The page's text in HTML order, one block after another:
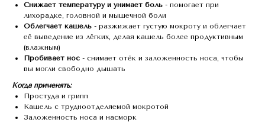
Снижает температуру и унимает боль - помогает при
лихорадке, головной и мышечной боли
Облегчает кашель - разжижает густую мокроту и облегчает
её выведение из лёгких, делая кашель более продуктивным
(влажным)
Пробивает нос - снимает отёк и заложенность носа, чтобы
вы могли свободно дышать
Когда применять:
Простуда и грипп
Кашель с трудноотделяемой мокротой
Заложенность носа и насморк